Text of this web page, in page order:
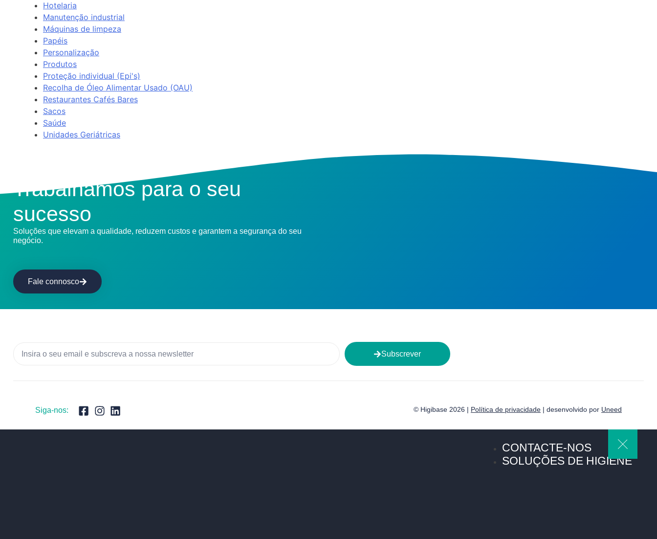
Hotelaria
Manutenção industrial
Máquinas de limpeza
Papéis
Personalização
Produtos
Proteção individual (Epi's)
Recolha de Óleo Alimentar Usado (OAU)
Restaurantes Cafés Bares
Sacos
Saúde
Unidades Geriátricas
Trabalhamos para o seu
sucesso
Soluções que elevam a qualidade, reduzem custos e garantem a segurança do seu
negócio.
Fale connosco
Subscrever
Siga-nos: © Higibase 2026 | Política de privacidade | desenvolvido por Uneed
CONTACTE-NOS
SOLUÇÕES DE HIGIENE